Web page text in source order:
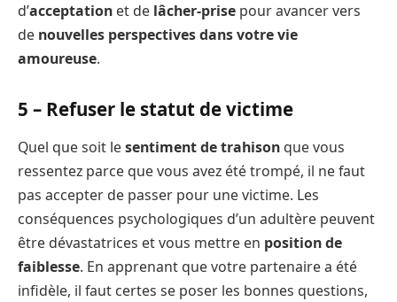
d’acceptation et de lâcher-prise pour avancer vers
de nouvelles perspectives dans votre vie
amoureuse.
5 – Refuser le statut de victime
Quel que soit lesentiment de trahison que vous
ressentez parce que vous avez été trompé, il ne faut
pas accepter de passer pour une victime. Les
conséquences psychologiques d’un adultère peuvent
être dévastatrices et vous mettre en position de
faiblesse. En apprenant que votre partenaire a été
infidèle, il faut certes se poser les bonnes questions,